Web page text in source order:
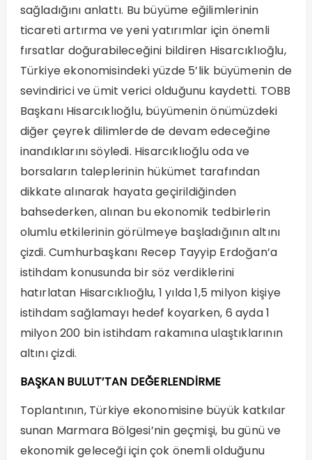
sağladığını anlattı. Bu büyüme eğilimlerinin
ticareti artırma ve yeni yatırımlar için önemli
fırsatlar doğurabileceğini bildiren Hisarcıklıoğlu,
Türkiye ekonomisindeki yüzde 5’lik büyümenin de
sevindirici ve ümit verici olduğunu kaydetti. TOBB
Başkanı Hisarcıklıoğlu, büyümenin önümüzdeki
diğer çeyrek dilimlerde de devam edeceğine
inandıklarını söyledi. Hisarcıklıoğlu oda ve
borsaların taleplerinin hükümet tarafından
dikkate alınarak hayata geçirildiğinden
bahsederken, alınan bu ekonomik tedbirlerin
olumlu etkilerinin görülmeye başladığının altını
çizdi. Cumhurbaşkanı Recep Tayyip Erdoğan’a
istihdam konusunda bir söz verdiklerini
hatırlatan Hisarcıklıoğlu, 1 yılda 1,5 milyon kişiye
istihdam sağlamayı hedef koyarken, 6 ayda 1
milyon 200 bin istihdam rakamına ulaştıklarının
altını çizdi.
BAŞKAN BULUT’TAN DEĞERLENDİRME
Toplantının, Türkiye ekonomisine büyük katkılar
sunan Marmara Bölgesi’nin geçmişi, bu günü ve
ekonomik geleceği için çok önemli olduğunu